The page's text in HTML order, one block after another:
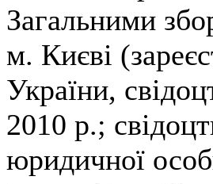
Загальними
м. Києві
України,
2010 р.;
юридичної